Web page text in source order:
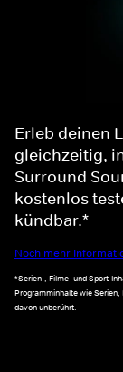
Erleb deinen
gleichzeitig,
Surround
kostenlos
kündbar.*
Noch mehr
*Serien-, Filme- und Sport-
Programminhalte wie
davon unberührt.